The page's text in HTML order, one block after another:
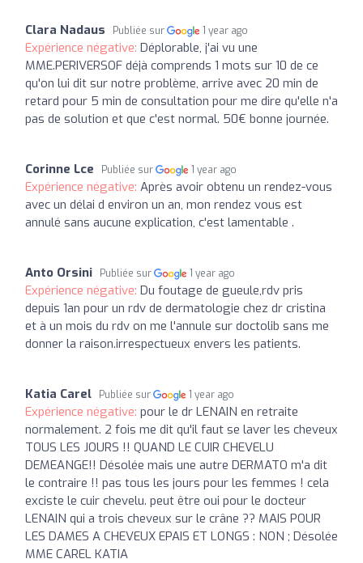
Clara Nadaus Publiée sur 1 year ago
Expérience négative: Déplorable, j'ai vu une
MME.PERIVERSOF déjà comprends 1 mots sur 10 de ce
qu'on lui dit sur notre problème, arrive avec 20 min de
retard pour 5 min de consultation pour me dire qu'elle n'a
pas de solution et que c'est normal. 50€ bonne journée.
Corinne Lce Publiée sur 1 year ago
Expérience négative: Après avoir obtenu un rendez-vous
avec un délai d environ un an, mon rendez vous est
annulé sans aucune explication, c'est lamentable .
Anto Orsini Publiée sur 1 year ago
Expérience négative: Du foutage de gueule,rdv pris
depuis 1an pour un rdv de dermatologie chez dr cristina
et à un mois du rdv on me l'annule sur doctolib sans me
donner la raison.irrespectueux envers les patients.
Katia Carel Publiée sur 1 year ago
Expérience négative: pour le dr LENAIN en retraite
normalement. 2 fois me dit qu'il faut se laver les cheveux
TOUS LES JOURS !! QUAND LE CUIR CHEVELU
DEMEANGE!! Désolée mais une autre DERMATO m'a dit
le contraire !! pas tous les jours pour les femmes ! cela
exciste le cuir chevelu. peut être oui pour le docteur
LENAIN qui a trois cheveux sur le crâne ?? MAIS POUR
LES DAMES A CHEVEUX EPAIS ET LONGS : NON ; Désolée
MME CAREL KATIA